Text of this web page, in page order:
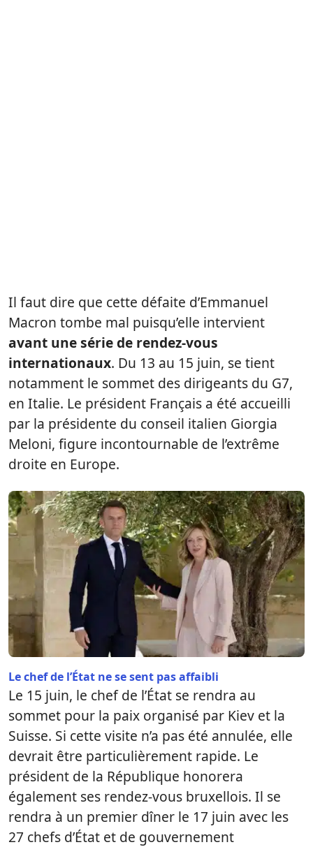
Il faut dire que cette défaite d’Emmanuel
Macron tombe mal puisqu’elle intervient
avant une série de rendez-vous
internationaux. Du 13 au 15 juin, se tient
notamment le sommet des dirigeants du G7,
en Italie. Le président Français a été accueilli
par la présidente du conseil italien Giorgia
Meloni, figure incontournable de l’extrême
droite en Europe.
Le chef de l’État ne se sent pas affaibli
Le 15 juin, le chef de l’État se rendra au
sommet pour la paix organisé par Kiev et la
Suisse. Si cette visite n’a pas été annulée, elle
devrait être particulièrement rapide. Le
président de la République honorera
également ses rendez-vous bruxellois. Il se
rendra à un premier dîner le 17 juin avec les
27 chefs d’État et de gouvernement